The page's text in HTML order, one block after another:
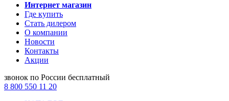
Интернет магазин
Где купить
Стать дилером
О компании
Новости
Контакты
Акции
звонок по России бесплатный
8 800 550 11 20